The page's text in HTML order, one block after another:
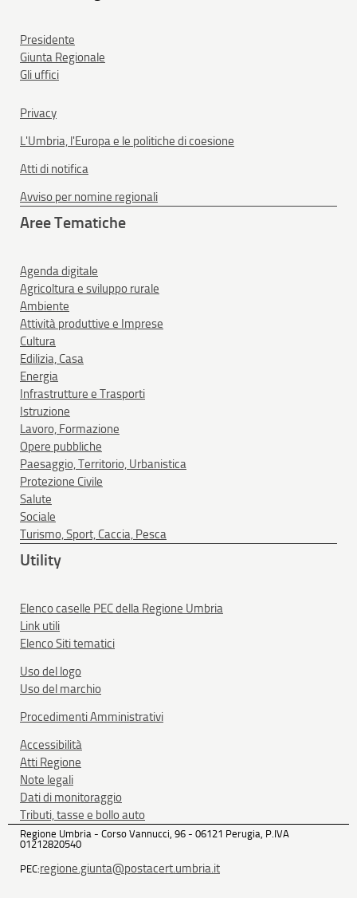
Presidente
Giunta Regionale
Gli uffici
Privacy
L'Umbria, l'Europa e le politiche di coesione
Atti di notifica
Avviso per nomine regionali
Aree Tematiche
Agenda digitale
Agricoltura e sviluppo rurale
Ambiente
Attività produttive e Imprese
Cultura
Edilizia, Casa
Energia
Infrastrutture e Trasporti
Istruzione
Lavoro, Formazione
Opere pubbliche
Paesaggio, Territorio, Urbanistica
Protezione Civile
Salute
Sociale
Turismo, Sport, Caccia, Pesca
Utility
Elenco caselle PEC della Regione Umbria
Link utili
Elenco Siti tematici
Uso del logo
Uso del marchio
Procedimenti Amministrativi
Accessibilità
Atti Regione
Note legali
Dati di monitoraggio
Tributi, tasse e bollo auto
Regione Umbria - Corso Vannucci, 96 - 06121 Perugia, P.IVA
01212820540
PEC:regione.giunta@postacert.umbria.it